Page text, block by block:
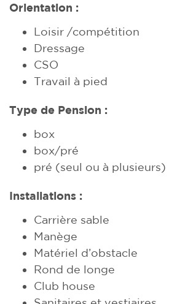
Orientation :
Loisir /compétition
Dressage
CSO
Travail à pied
Type de Pension :
box
box/pré
pré (seul ou à plusieurs)
Installations :
Carrière sable
Manège
Matériel d’obstacle
Rond de longe
Club house